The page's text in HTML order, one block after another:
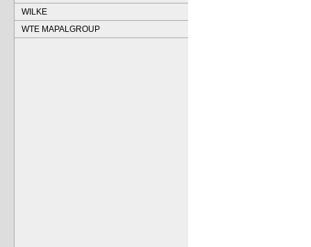
WILKE
WTE MAPALGROUP